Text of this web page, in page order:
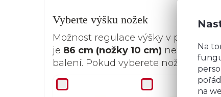
Vyberte výšku nožek
Možnost regulace výšky v případě
je 86 cm (nožky 10 cm) nebo 91
balení. Pokud vyberete nožky 15
Na
na